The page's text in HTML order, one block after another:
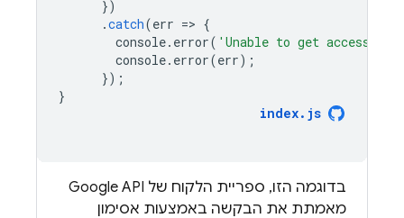
})
.catch(err => {
console. error( 'Unable to get access
console. error(err);
});
}
index. js
בדוגמה הזו, ספריית הלקוח של Google API
מאמתת את הבקשה באמצעות אסימון